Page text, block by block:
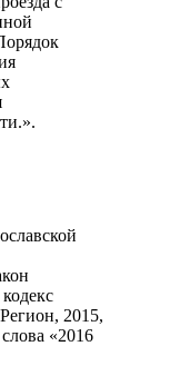
2015,
«2016